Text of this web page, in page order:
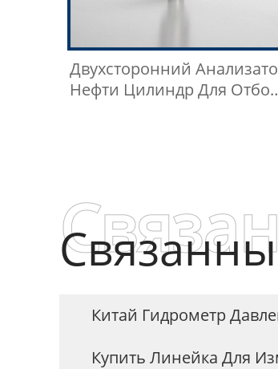
Двухсторонний
Нефти Цилиндр Для
Китай Гидрометр
Купить Линейка Для